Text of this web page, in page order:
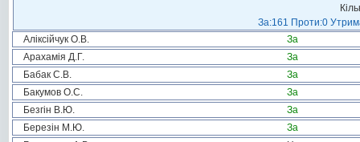
За:161 Проти:0
Аліксійчук О.В.
За
Арахамія Д.Г.
За
Бабак С.В.
За
Бакумов О.С.
За
Безгін В.Ю.
За
Березін М.Ю.
За